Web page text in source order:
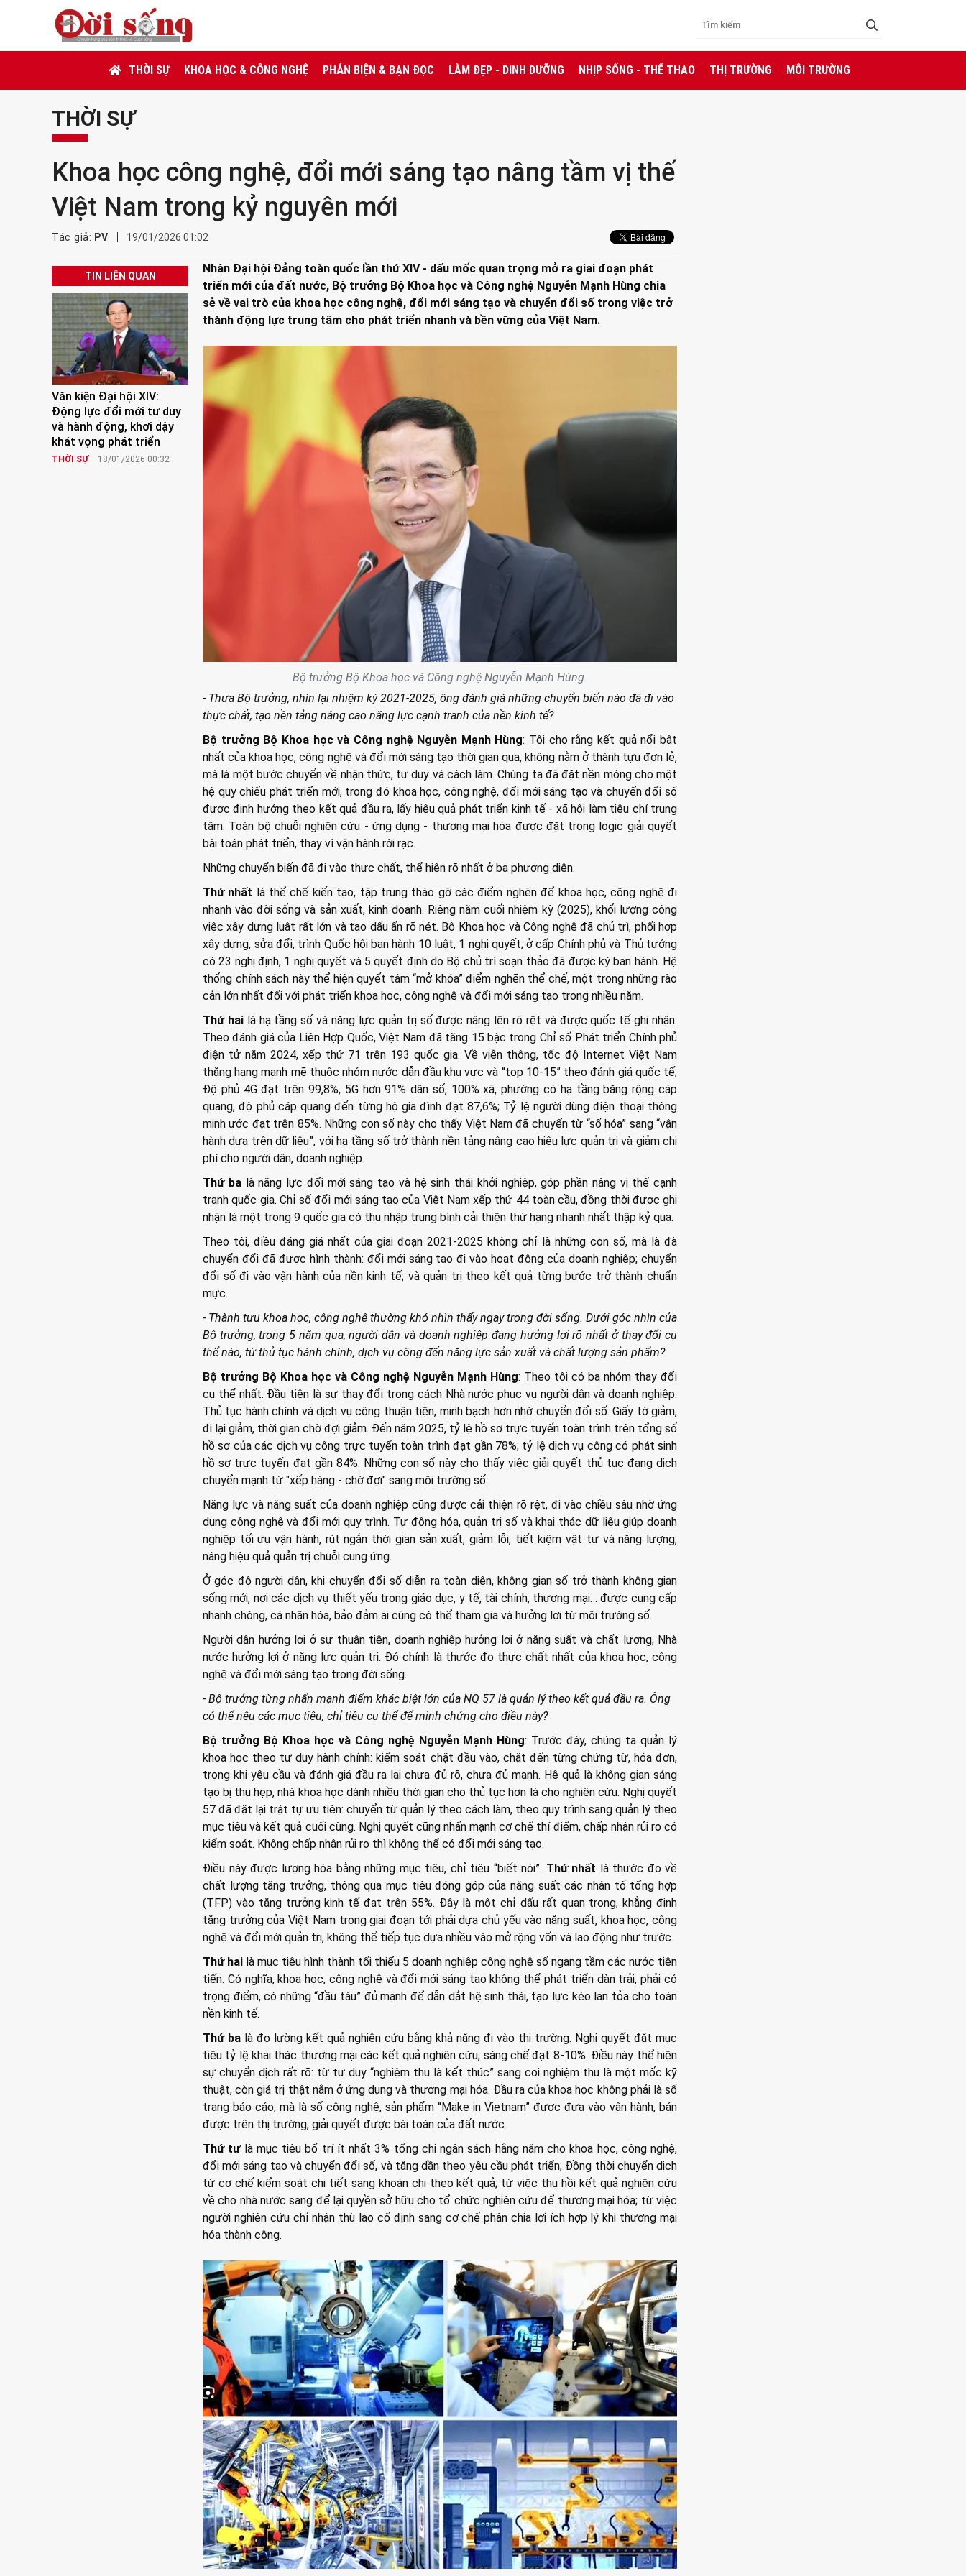
THỜI SỰ KHOA HỌC & CÔNG NGHỆ PHẢN BIỆN & BẠN ĐỌC LÀM ĐẸP - DINH DƯỠNG NHỊP SỐNG - THỂ THAO THỊ TRƯỜNG MÔI TRƯỜNG
THỜI SỰ
Khoa học công nghệ, đổi mới sáng tạo nâng tầm vị thế
Việt Nam trong kỷ nguyên mới
Tác giả: PV 19/01/2026 01:02
TIN LIÊN QUAN
Văn kiện Đại hội XIV:
Động lực đổi mới tư duy
và hành động, khơi dậy
khát vọng phát triển
THỜI SỰ 18/01/2026 00:32
Nhân Đại hội Đảng toàn quốc lần thứ XIV - dấu mốc quan trọng mở ra giai đoạn phát
triển mới của đất nước, Bộ trưởng Bộ Khoa học và Công nghệ Nguyễn Mạnh Hùng chia
sẻ về vai trò của khoa học công nghệ, đổi mới sáng tạo và chuyển đổi số trong việc trở
thành động lực trung tâm cho phát triển nhanh và bền vững của Việt Nam.
Bộ trưởng Bộ Khoa học và Công nghệ Nguyễn Mạnh Hùng.
- Thưa Bộ trưởng, nhìn lại nhiệm kỳ 2021-2025, ông đánh giá những chuyển biến nào đã đi vào
thực chất, tạo nền tảng nâng cao năng lực cạnh tranh của nền kinh tế?
Bộ trưởng Bộ Khoa học và Công nghệ Nguyễn Mạnh Hùng: Tôi cho rằng kết quả nổi bật
nhất của khoa học, công nghệ và đổi mới sáng tạo thời gian qua, không nằm ở thành tựu đơn lẻ,
mà là một bước chuyển về nhận thức, tư duy và cách làm. Chúng ta đã đặt nền móng cho một
hệ quy chiếu phát triển mới, trong đó khoa học, công nghệ, đổi mới sáng tạo và chuyển đổi số
được định hướng theo kết quả đầu ra, lấy hiệu quả phát triển kinh tế - xã hội làm tiêu chí trung
tâm. Toàn bộ chuỗi nghiên cứu - ứng dụng - thương mại hóa được đặt trong logic giải quyết
bài toán phát triển, thay vì vận hành rời rạc.
Những chuyển biến đã đi vào thực chất, thể hiện rõ nhất ở ba phương diện.
Thứ nhất là thể chế kiến tạo, tập trung tháo gỡ các điểm nghẽn để khoa học, công nghệ đi
nhanh vào đời sống và sản xuất, kinh doanh. Riêng năm cuối nhiệm kỳ (2025), khối lượng công
việc xây dựng luật rất lớn và tạo dấu ấn rõ nét. Bộ Khoa học và Công nghệ đã chủ trì, phối hợp
xây dựng, sửa đổi, trình Quốc hội ban hành 10 luật, 1 nghị quyết; ở cấp Chính phủ và Thủ tướng
có 23 nghị định, 1 nghị quyết và 5 quyết định do Bộ chủ trì soạn thảo đã được ký ban hành. Hệ
thống chính sách này thể hiện quyết tâm “mở khóa” điểm nghẽn thể chế, một trong những rào
cản lớn nhất đối với phát triển khoa học, công nghệ và đổi mới sáng tạo trong nhiều năm.
Thứ hailà hạ tầng số và năng lực quản trị số được nâng lên rõ rệt và được quốc tế ghi nhận.
Theo đánh giá của Liên Hợp Quốc, Việt Nam đã tăng 15 bậc trong Chỉ số Phát triển Chính phủ
điện tử năm 2024, xếp thứ 71 trên 193 quốc gia. Về viễn thông, tốc độ Internet Việt Nam
thăng hạng mạnh mẽ thuộc nhóm nước dẫn đầu khu vực và “top 10-15” theo đánh giá quốc tế;
Độ phủ 4G đạt trên 99,8%, 5G hơn 91% dân số, 100% xã, phường có hạ tầng băng rộng cáp
quang, độ phủ cáp quang đến từng hộ gia đình đạt 87,6%; Tỷ lệ người dùng điện thoại thông
minh ước đạt trên 85%. Những con số này cho thấy Việt Nam đã chuyển từ “số hóa” sang “vận
hành dựa trên dữ liệu”, với hạ tầng số trở thành nền tảng nâng cao hiệu lực quản trị và giảm chi
phí cho người dân, doanh nghiệp.
Thứ balà năng lực đổi mới sáng tạo và hệ sinh thái khởi nghiệp, góp phần nâng vị thế cạnh
tranh quốc gia. Chỉ số đổi mới sáng tạo của Việt Nam xếp thứ 44 toàn cầu, đồng thời được ghi
nhận là một trong 9 quốc gia có thu nhập trung bình cải thiện thứ hạng nhanh nhất thập kỷ qua.
Theo tôi, điều đáng giá nhất của giai đoạn 2021-2025 không chỉ là những con số, mà là đà
chuyển đổi đã được hình thành: đổi mới sáng tạo đi vào hoạt động của doanh nghiệp; chuyển
đổi số đi vào vận hành của nền kinh tế; và quản trị theo kết quả từng bước trở thành chuẩn
mực.
- Thành tựu khoa học, công nghệ thường khó nhìn thấy ngay trong đời sống. Dưới góc nhìn của
Bộ trưởng, trong 5 năm qua, người dân và doanh nghiệp đang hưởng lợi rõ nhất ở thay đổi cụ
thể nào, từ thủ tục hành chính, dịch vụ công đến năng lực sản xuất và chất lượng sản phẩm?
Bộ trưởng Bộ Khoa học và Công nghệ Nguyễn Mạnh Hùng: Theo tôi có ba nhóm thay đổi
cụ thể nhất. Đầu tiên là sự thay đổi trong cách Nhà nước phục vụ người dân và doanh nghiệp.
Thủ tục hành chính và dịch vụ công thuận tiện, minh bạch hơn nhờ chuyển đổi số. Giấy tờ giảm,
đi lại giảm, thời gian chờ đợi giảm. Đến năm 2025, tỷ lệ hồ sơ trực tuyến toàn trình trên tổng số
hồ sơ của các dịch vụ công trực tuyến toàn trình đạt gần 78%; tỷ lệ dịch vụ công có phát sinh
hồ sơ trực tuyến đạt gần 84%. Những con số này cho thấy việc giải quyết thủ tục đang dịch
chuyển mạnh từ "xếp hàng - chờ đợi" sang môi trường số.
Năng lực và năng suất của doanh nghiệp cũng được cải thiện rõ rệt, đi vào chiều sâu nhờ ứng
dụng công nghệ và đổi mới quy trình. Tự động hóa, quản trị số và khai thác dữ liệu giúp doanh
nghiệp tối ưu vận hành, rút ngắn thời gian sản xuất, giảm lỗi, tiết kiệm vật tư và năng lượng,
nâng hiệu quả quản trị chuỗi cung ứng.
Ở góc độ người dân, khi chuyển đổi số diễn ra toàn diện, không gian số trở thành không gian
sống mới, nơi các dịch vụ thiết yếu trong giáo dục, y tế, tài chính, thương mại… được cung cấp
nhanh chóng, cá nhân hóa, bảo đảm ai cũng có thể tham gia và hưởng lợi từ môi trường số.
Người dân hưởng lợi ở sự thuận tiện, doanh nghiệp hưởng lợi ở năng suất và chất lượng, Nhà
nước hưởng lợi ở năng lực quản trị. Đó chính là thước đo thực chất nhất của khoa học, công
nghệ và đổi mới sáng tạo trong đời sống.
- Bộ trưởng từng nhấn mạnh điểm khác biệt lớn của NQ 57 là quản lý theo kết quả đầu ra. Ông
có thể nêu các mục tiêu, chỉ tiêu cụ thể để minh chứng cho điều này?
Bộ trưởng Bộ Khoa học và Công nghệ Nguyễn Mạnh Hùng: Trước đây, chúng ta quản lý
khoa học theo tư duy hành chính: kiểm soát chặt đầu vào, chặt đến từng chứng từ, hóa đơn,
trong khi yêu cầu và đánh giá đầu ra lại chưa đủ rõ, chưa đủ mạnh. Hệ quả là không gian sáng
tạo bị thu hẹp, nhà khoa học dành nhiều thời gian cho thủ tục hơn là cho nghiên cứu. Nghị quyết
57 đã đặt lại trật tự ưu tiên: chuyển từ quản lý theo cách làm, theo quy trình sang quản lý theo
mục tiêu và kết quả cuối cùng. Nghị quyết cũng nhấn mạnh cơ chế thí điểm, chấp nhận rủi ro có
kiểm soát. Không chấp nhận rủi ro thì không thể có đổi mới sáng tạo.
Điều này được lượng hóa bằng những mục tiêu, chỉ tiêu “biết nói”. Thứ nhất là thước đo về
chất lượng tăng trưởng, thông qua mục tiêu đóng góp của năng suất các nhân tố tổng hợp
(TFP) vào tăng trưởng kinh tế đạt trên 55%. Đây là một chỉ dấu rất quan trọng, khẳng định
tăng trưởng của Việt Nam trong giai đoạn tới phải dựa chủ yếu vào năng suất, khoa học, công
nghệ và đổi mới quản trị, không thể tiếp tục dựa nhiều vào mở rộng vốn và lao động như trước.
Thứ hai là mục tiêu hình thành tối thiểu 5 doanh nghiệp công nghệ số ngang tầm các nước tiên
tiến. Có nghĩa, khoa học, công nghệ và đổi mới sáng tạo không thể phát triển dàn trải, phải có
trọng điểm, có những “đầu tàu” đủ mạnh để dẫn dắt hệ sinh thái, tạo lực kéo lan tỏa cho toàn
nền kinh tế.
Thứ ba là đo lường kết quả nghiên cứu bằng khả năng đi vào thị trường. Nghị quyết đặt mục
tiêu tỷ lệ khai thác thương mại các kết quả nghiên cứu, sáng chế đạt 8-10%. Điều này thể hiện
sự chuyển dịch rất rõ: từ tư duy “nghiệm thu là kết thúc” sang coi nghiệm thu là một mốc kỹ
thuật, còn giá trị thật nằm ở ứng dụng và thương mại hóa. Đầu ra của khoa học không phải là số
trang báo cáo, mà là số công nghệ, sản phẩm “Make in Vietnam” được đưa vào vận hành, bán
được trên thị trường, giải quyết được bài toán của đất nước.
Thứ tư là mục tiêu bố trí ít nhất 3% tổng chi ngân sách hằng năm cho khoa học, công nghệ,
đổi mới sáng tạo và chuyển đổi số, và tăng dần theo yêu cầu phát triển; Đồng thời chuyển dịch
từ cơ chế kiểm soát chi tiết sang khoán chi theo kết quả; từ việc thu hồi kết quả nghiên cứu
về cho nhà nước sang để lại quyền sở hữu cho tổ chức nghiên cứu để thương mại hóa; từ việc
người nghiên cứu chỉ nhận thù lao cố định sang cơ chế phân chia lợi ích hợp lý khi thương mại
hóa thành công.